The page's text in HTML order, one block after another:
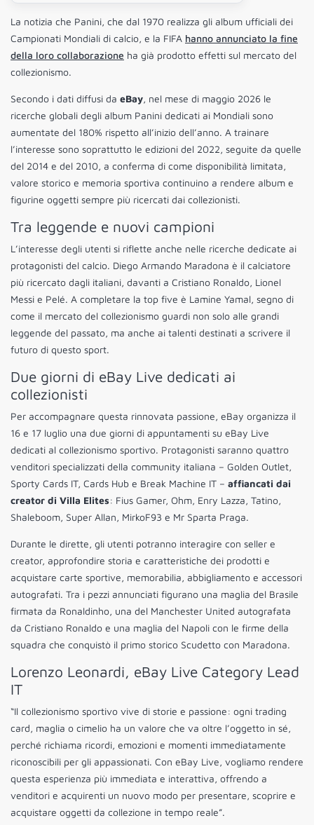
La notizia che Panini, che dal 1970 realizza gli album ufficiali dei
Campionati Mondiali di calcio, e la FIFA hanno annunciato la fine
della loro collaborazione ha già prodotto effetti sul mercato del
collezionismo.
Secondo i dati diffusi da eBay, nel mese di maggio 2026 le
ricerche globali degli album Panini dedicati ai Mondiali sono
aumentate del 180% rispetto all’inizio dell’anno. A trainare
l’interesse sono soprattutto le edizioni del 2022, seguite da quelle
del 2014 e del 2010, a conferma di come disponibilità limitata,
valore storico e memoria sportiva continuino a rendere album e
figurine oggetti sempre più ricercati dai collezionisti.
Tra leggende e nuovi campioni
L’interesse degli utenti si riflette anche nelle ricerche dedicate ai
protagonisti del calcio. Diego Armando Maradona è il calciatore
più ricercato dagli italiani, davanti a Cristiano Ronaldo, Lionel
Messi e Pelé. A completare la top five è Lamine Yamal, segno di
come il mercato del collezionismo guardi non solo alle grandi
leggende del passato, ma anche ai talenti destinati a scrivere il
futuro di questo sport.
Due giorni di eBay Live dedicati ai
collezionisti
Per accompagnare questa rinnovata passione, eBay organizza il
16 e 17 luglio una due giorni di appuntamenti su eBay Live
dedicati al collezionismo sportivo. Protagonisti saranno quattro
venditori specializzati della community italiana – Golden Outlet,
Sporty Cards IT, Cards Hub e Break Machine IT – affiancati dai
creator di Villa Elites: Fius Gamer, Ohm, Enry Lazza, Tatino,
Shaleboom, Super Allan, MirkoF93 e Mr Sparta Praga.
Durante le dirette, gli utenti potranno interagire con seller e
creator, approfondire storia e caratteristiche dei prodotti e
acquistare carte sportive, memorabilia, abbigliamento e accessori
autografati. Tra i pezzi annunciati figurano una maglia del Brasile
firmata da Ronaldinho, una del Manchester United autografata
da Cristiano Ronaldo e una maglia del Napoli con le firme della
squadra che conquistò il primo storico Scudetto con Maradona.
Lorenzo Leonardi, eBay Live Category Lead
IT
“Il collezionismo sportivo vive di storie e passione: ogni trading
card, maglia o cimelio ha un valore che va oltre l’oggetto in sé,
perché richiama ricordi, emozioni e momenti immediatamente
riconoscibili per gli appassionati. Con eBay Live, vogliamo rendere
questa esperienza più immediata e interattiva, offrendo a
venditori e acquirenti un nuovo modo per presentare, scoprire e
acquistare oggetti da collezione in tempo reale”.